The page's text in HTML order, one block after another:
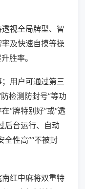
视全局牌型、智
及快速自摸等操
胜率。
用户可通过第三
检测防封号”等功
“牌特别好”或“透
后台运行、自动
全性高”“不被封
红中麻将双重特